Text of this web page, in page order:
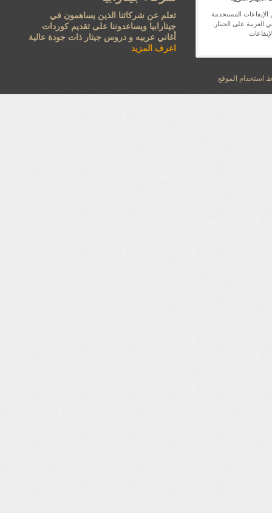
الإيقاعات المستخدمة
على الجيتار.
تعلم عن شركائنا الذين يساهمون في
جيتارابيا ويساعدوننا على تقديم كوردات
أغاني عربيه و دروس جيتار ذات جودة عالية
اعرف المزيد
استخدام الموقع